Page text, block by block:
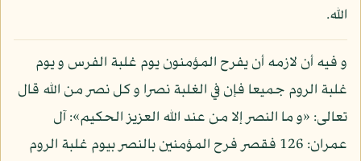
الله.
و فيه أن لازمه أن يفرح المؤمنون يوم غلبة الفرس و يوم
غلبة الروم جميعا فإن في الغلبة نصرا و كل نصر من الله قال
تعالى: «و ما النصر إلا من عند الله العزيز الحكيم»: آل
عمران: 126 فقصر فرح المؤمنين بالنصر بيوم غلبة الروم